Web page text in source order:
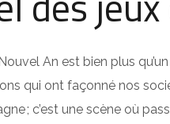
An est bien plus
qui ont façonné nos
; c’est une scène où